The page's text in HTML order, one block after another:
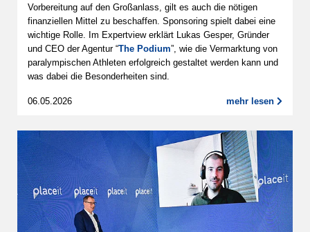
Vorbereitung auf den Großanlass, gilt es auch die nötigen
finanziellen Mittel zu beschaffen. Sponsoring spielt dabei eine
wichtige Rolle. Im Expertview erklärt Lukas Gesper, Gründer
und CEO der Agentur “The Podium”, wie die Vermarktung von
paralympischen Athleten erfolgreich gestaltet werden kann und
was dabei die Besonderheiten sind.
06.05.2026 mehr lesen